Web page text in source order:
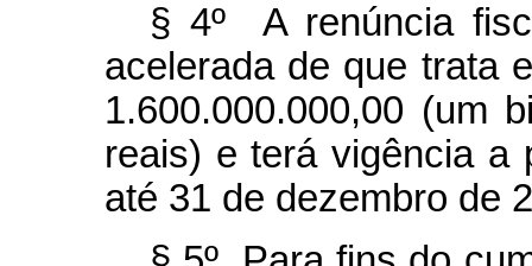
§ 4º A renúncia
acelerada de que trata
1.600.000.000,00 (um
reais) e terá vigência a
até 31 de dezembro de